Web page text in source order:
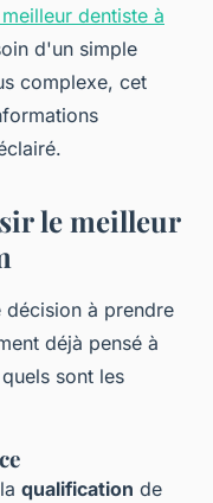
dentiste à
d'un simple
complexe, cet
le meilleur
décision à prendre
déjà pensé à
sont les
qualification de